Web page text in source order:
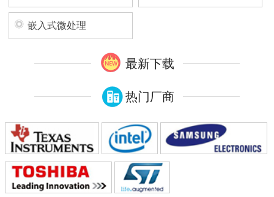
嵌入式微处理
最新下载
热门厂商